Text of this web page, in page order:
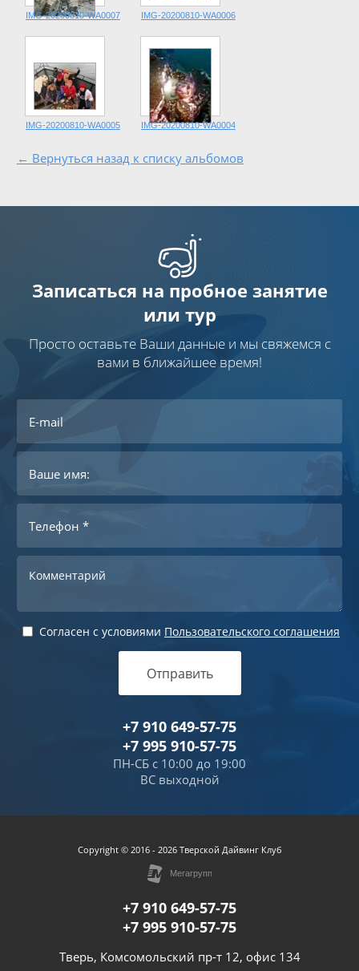
IMG-20200810-WA0007 IMG-20200810-WA0006
IMG-20200810-WA0005 IMG-20200810-WA0004
← Вернуться назад к списку альбомов
Записаться на пробное занятие
или тур
Просто оставьте Ваши данные и мы свяжемся с
вами в ближайшее время!
Согласен с условиями Пользовательского соглашения
Отправить
+7 910 649-57-75
+7 995 910-57-75
ПН-СБ с 10:00 до 19:00
ВС выходной
Copyright © 2016 - 2026 Тверской Дайвинг Клуб
+7 910 649-57-75
+7 995 910-57-75
Тверь, Комсомольский пр-т 12, офис 134